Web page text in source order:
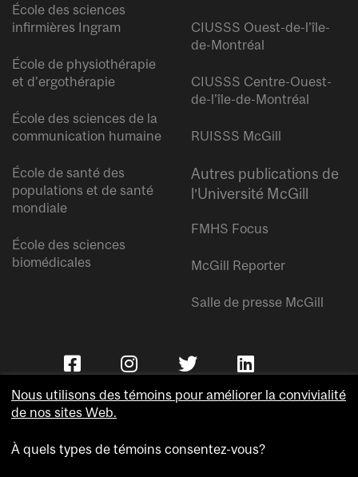
École des sciences
infirmières Ingram
École de physiothérapie
et d’ergothérapie
École des sciences de la
communication humaine
École de santé des
populations et de santé
mondiale
École des sciences
biomédicales
CIUSSS Ouest-de-l’île-
de-Montréal
CIUSSS Centre-Ouest-
de-l’île-de-Montréal
RUISSS McGill
Autres publications de
l’Université McGill
FMHS Focus
McGill Reporter
Salle de presse McGill
Nous utilisons des témoins pour améliorer la convivialité
de nos sites Web.
À quels types de témoins consentez-vous?